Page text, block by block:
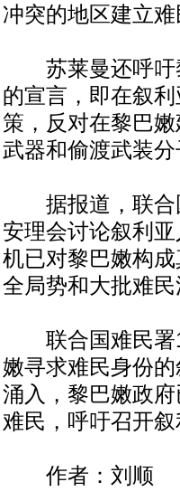
冲突的地区建立
苏莱曼还呼吁
的宣言，即在叙
策，反对在黎巴
武器和偷渡武装分
据报道，联合
安理会讨论叙利
机已对黎巴嫩构
全局势和大批难
联合国难民署
嫩寻求难民身份
涌入，黎巴嫩政
难民，呼吁召开叙
作者：刘顺